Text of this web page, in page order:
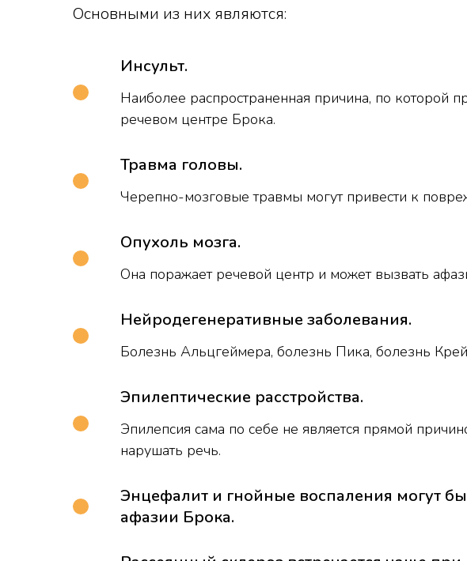
Основными из них являются:
Инсульт.
Наиболее распространенная причина, по которой
речевом центре Брока.
Травма головы.
Черепно-мозговые травмы могут привести к
Опухоль мозга.
Она поражает речевой центр и может вызвать
Нейродегенеративные заболевания.
Болезнь Альцгеймера, болезнь Пика, болезнь
Эпилептические расстройства.
Эпилепсия сама по себе не является прямой
нарушать речь.
Энцефалит и гнойные воспаления могут
афазии Брока.